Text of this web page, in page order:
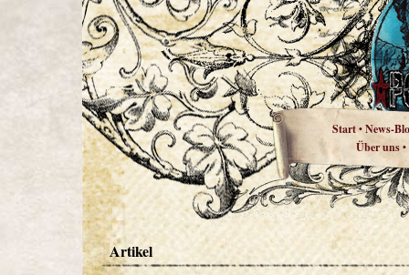
Start•News-
Über uns•
Artikel